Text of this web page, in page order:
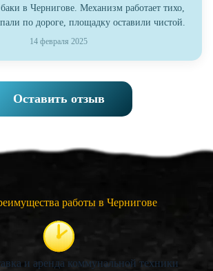
в Чернигове. Механизм работает тихо,
по дороге, площадку оставили чистой.
14 февраля 2025
Оставить отзыв
работы в Чернигове
и аренда коммунальной техники